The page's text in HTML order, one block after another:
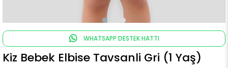
WHATSAPP DESTEK HATTI
Kiz Bebek Elbise Tavsanli Gri (1 Yaş)